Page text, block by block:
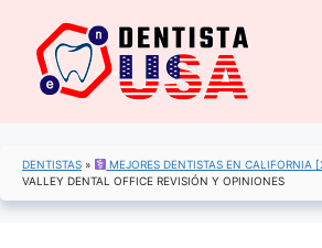
contenido
DENTISTAS » MEJORES DENTISTAS EN CALIFORNIA
VALLEY DENTAL OFFICE REVISIÓN Y OPINIONES